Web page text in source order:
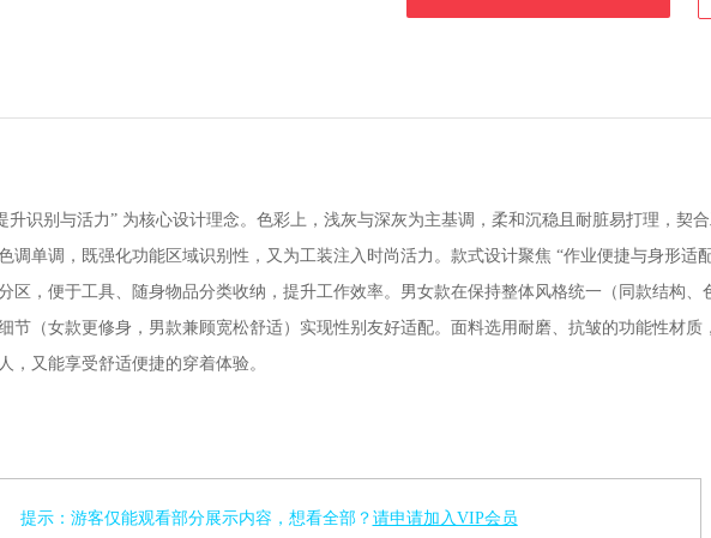
识别与活力” 为核心设计理念。色彩上，浅灰与深灰为主基调，柔和沉稳且耐脏易打理，契
单调，既强化功能区域识别性，又为工装注入时尚活力。款式设计聚焦 “作业便捷与身形适
区，便于工具、随身物品分类收纳，提升工作效率。男女款在保持整体风格统一（同款结构、
节（女款更修身，男款兼顾宽松舒适）实现性别友好适配。面料选用耐磨、抗皱的功能性材
，又能享受舒适便捷的穿着体验。
提示：游客仅能观看部分展示内容，想看全部？ 请申请加入VIP会员